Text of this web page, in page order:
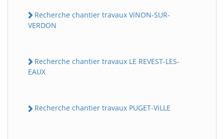
Recherche chantier travaux ViNON-SUR-
VERDON
Recherche chantier travaux LE REVEST-LES-
EAUX
Recherche chantier travaux PUGET-ViLLE